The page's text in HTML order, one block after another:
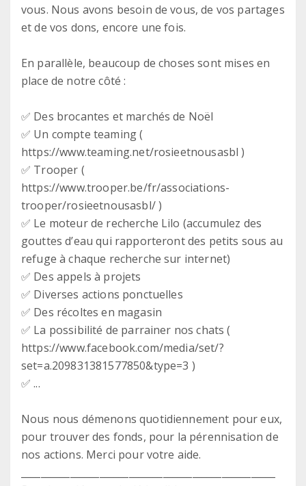
vous. Nous avons besoin de vous, de vos partages
et de vos dons, encore une fois.
En parallèle, beaucoup de choses sont mises en
place de notre côté :
✅ Des brocantes et marchés de Noël
✅ Un compte teaming (
https://www.teaming.net/rosieetnousasbl )
✅ Trooper (
https://www.trooper.be/fr/associations-
trooper/rosieetnousasbl/ )
✅ Le moteur de recherche Lilo (accumulez des
gouttes d’eau qui rapporteront des petits sous au
refuge à chaque recherche sur internet)
✅ Des appels à projets
✅ Diverses actions ponctuelles
✅ Des récoltes en magasin
✅ La possibilité de parrainer nos chats (
https://www.facebook.com/media/set/?
set=a.209831381577850&type=3 )
✅ ...
Nous nous démenons quotidiennement pour eux,
pour trouver des fonds, pour la pérennisation de
nos actions. Merci pour votre aide.